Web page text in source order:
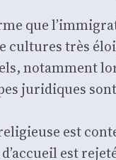
que
cultures très
notam­ment
juri­diques
est
est